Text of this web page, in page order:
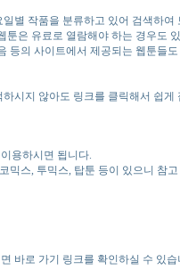
별 작품을 분류하고 있어 검색하여
은 유료로 열람해야 하는 경우도
의 사이트에서 제공되는 웹툰들
시지 않아도 링크를 클릭해서 쉽게
용하시면 됩니다.
믹스, 투믹스, 탑툰 등이 있으니 참
바로 가기 링크를 확인하실 수 있습